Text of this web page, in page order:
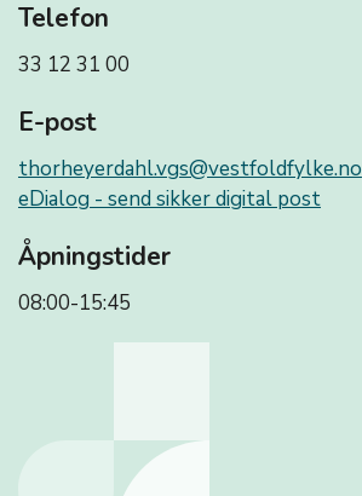
Telefon
33 12 31 00
E-post
thorheyerdahl.vgs@vestfoldfylke.no
eDialog - send sikker digital post
Åpningstider
08:00-15:45